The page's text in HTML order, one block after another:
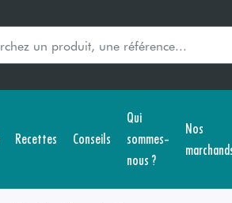
Recettes Conseils
Qui
sommes-
nous ?
Nos